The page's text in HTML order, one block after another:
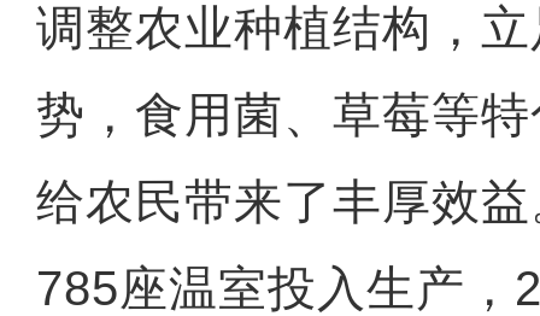
调整农业种植结构，
势，食用菌、草莓等
给农民带来了丰厚效
785座温室投入生产，